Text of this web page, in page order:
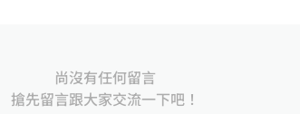
尚沒有任何留言
搶先留言跟大家交流一下吧！